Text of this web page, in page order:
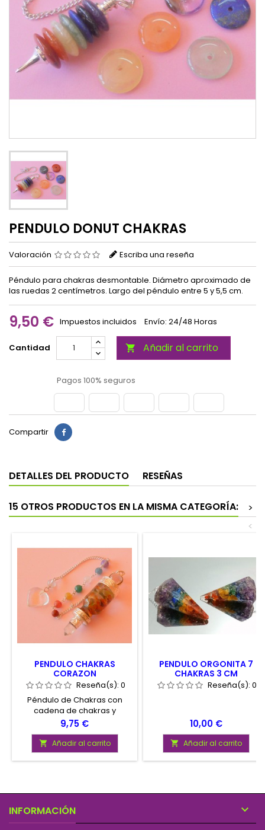
PENDULO DONUT CHAKRAS
Valoración Escriba una reseña
Péndulo para chakras desmontable. Diámetro aproximado de
las ruedas 2 centímetros. Largo del péndulo entre 5 y 5,5 cm.
9,50 € Impuestos incluidos Envío: 24/48 Horas
Cantidad  Añadir al carrito
Pagos 100% seguros
Compartir
DETALLES DEL PRODUCTO RESEÑAS
15 OTROS PRODUCTOS EN LA MISMA CATEGORÍA:
>
<
PENDULO CHAKRAS
CORAZON
Reseña(s): 0
Péndulo de Chakras con
cadena de chakras y
corazón de amatista.
Presentado en envase con
instrucciones de uso
Precio
9,75 €
 Añadir al carrito
PENDULO ORGONITA 7
CHAKRAS 3 CM
Reseña(s): 0
Precio
10,00 €
 Añadir al carrito
INFORMACIÓN 